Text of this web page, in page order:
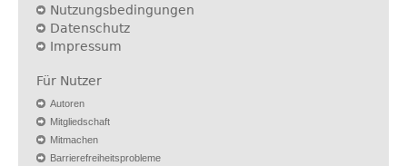
Nutzungsbedingungen
Datenschutz
Impressum
Für Nutzer
Autoren
Mitgliedschaft
Mitmachen
Barrierefreiheitsprobleme